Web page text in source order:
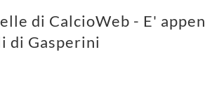
di CalcioWeb - E'
di Gasperini